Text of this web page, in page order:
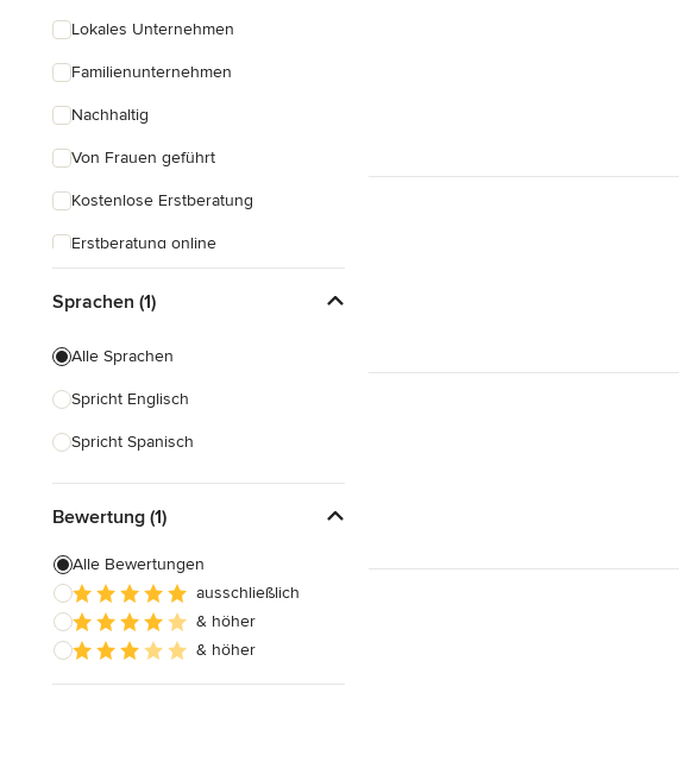
Lokales Unternehmen
Familienunternehmen
Nachhaltig
Von Frauen geführt
Kostenlose Erstberatung
Erstberatung online
Sprachen (1)
Alle Sprachen
Spricht Englisch
Spricht Spanisch
Bewertung (1)
Alle Bewertungen
ausschließlich
& höher
& höher